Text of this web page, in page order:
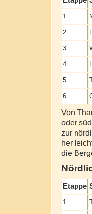
1.
2.
3.
4.
5.
6.
Von
oder
zur
her
die
Etappe
1.